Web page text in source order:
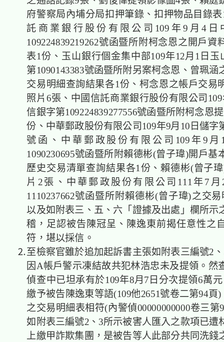
府警察局內埔分局扣押筆錄、扣押物品目錄
託商業銀行股份有限公司109年9月4日
109224839219262號函暨所附柯念恩之開戶資
表1份、玉山銀行個金集中部109年12月1日玉
第1090143383號函暨所附另案柯念恩、曾珮涵
交易明細查詢結果各1份、柯念恩之帳戶交易
照片6張、中國信託商業銀行股份有限公司
信銀字第109224839277556號函暨所附柯念恩
份、中華郵政股份有限公司109年9月10日儲字
號函、中華郵政股份有限公司109年9月
1090230695號函暨所附賴德彬(曾子瑋)開戶基
歷史交易清單查詢結果各1份、賴德彬(曾子
片2張、中華郵政股份有限公司111年7月
1110237662號函暨所附賴德彬(曾子瑋)之交
以及如附表三、五、六「證據及出處」欄所示
稽，足認被告陳冠呈、陳逸東前揭任意性之
符，堪以採信。
⒉至檢察官雖於追加起訴書主張如附表三編號2
因A帳戶警示凍結故共犯林浩忠未及提領。然
偵查中已坦承有於109年8月7日分次提領6萬
繳予被告陳逸東等語(109他2651號卷二第94頁
之交易明細表相符(內警偵00000000000卷三第
如附表三編號2、3所示被害人匯入之款項已遭
上繳甲詐欺集團，是被告等人此部分共同洗錢